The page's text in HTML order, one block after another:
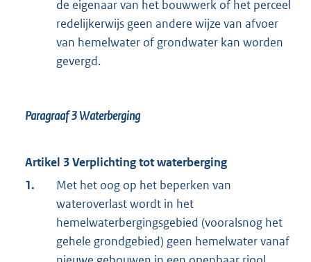
de eigenaar van het bouwwerk of het perceel
redelijkerwijs geen andere wijze van afvoer
van hemelwater of grondwater kan worden
gevergd.
Paragraaf 3Waterberging
Artikel 3 Verplichting tot waterberging
1.
Met het oog op het beperken van
wateroverlast wordt in het
hemelwaterbergingsgebied (vooralsnog het
gehele grondgebied) geen hemelwater vanaf